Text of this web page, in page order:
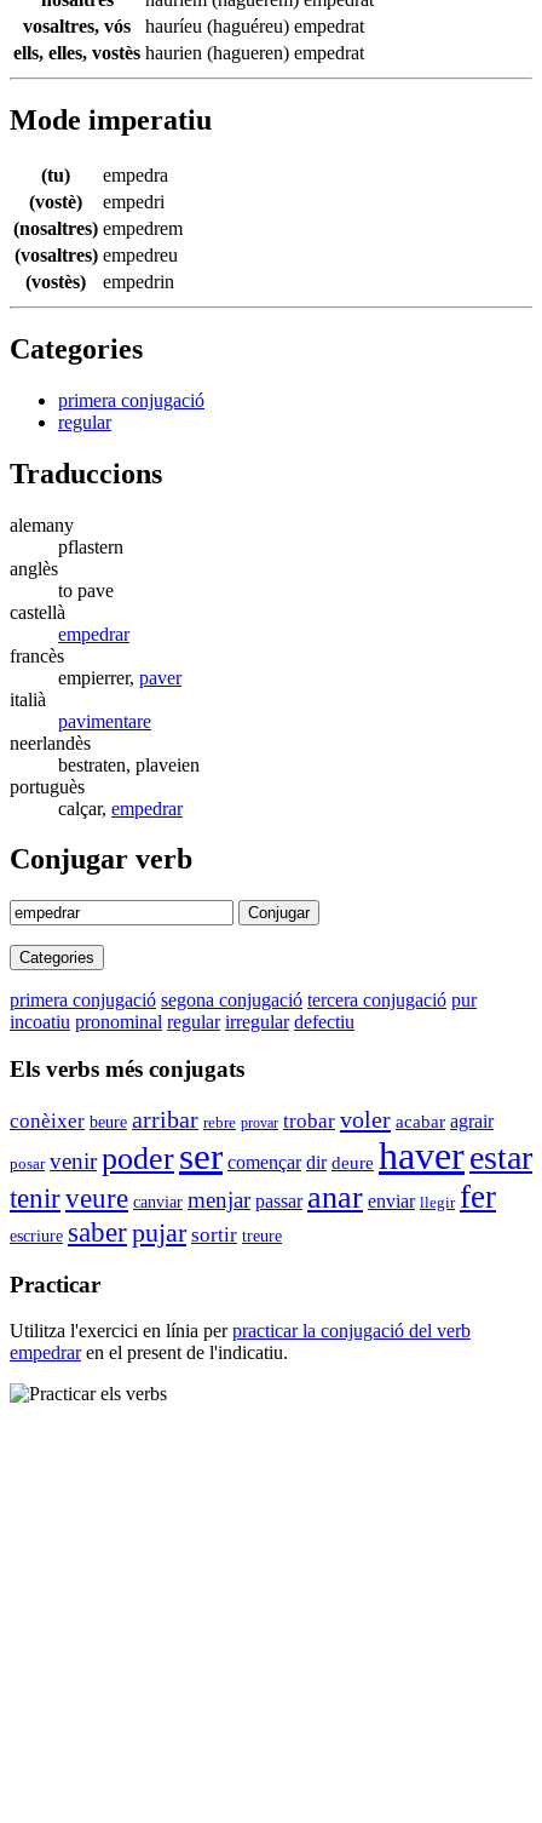
vosaltres, vós
hauríeu (haguéreu) empedrat
ells, elles, vostès haurien (hagueren) empedrat
Mode imperatiu
(tu)
empedra
(vostè)
empedri
(nosaltres) empedrem
(vosaltres) empedreu
(vostès)
empedrin
Categories
primera conjugació
regular
Traduccions
alemany
pflastern
anglès
to pave
castellà
empedrar
francès
empierrer, paver
italià
pavimentare
neerlandès
bestraten, plaveien
portuguès
calçar, empedrar
Conjugar verb
Conjugar
Categories
primera conjugació segona conjugació tercera conjugació pur
incoatiu pronominal regular irregular defectiu
Els verbs més conjugats
conèixer beure arribar rebre provar trobar voler acabar agrair
posar venirpoderser començar dir deure haverestar
tenirveure canviar menjar passar anar enviar llegir fer
escriure saberpujar sortir treure
Practicar
Utilitza l'exercici en línia perpracticar la conjugació del verb
empedraren el present de l'indicatiu.